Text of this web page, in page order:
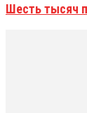
Шесть тысяч